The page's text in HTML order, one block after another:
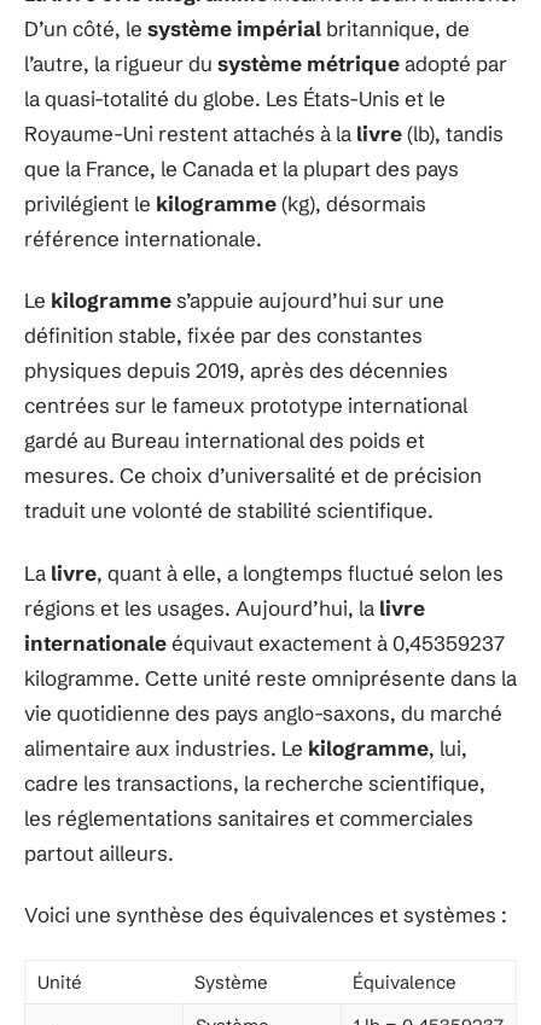
D’un côté, le système impérial britannique, de
l’autre, la rigueur du système métriqueadopté par
la quasi-totalité du globe. Les États-Unis et le
Royaume-Uni restent attachés à la livre(lb), tandis
que la France, le Canada et la plupart des pays
privilégient le kilogramme(kg), désormais
référence internationale.
Le kilogrammes’appuie aujourd’hui sur une
définition stable, fixée par des constantes
physiques depuis 2019, après des décennies
centrées sur le fameux prototype international
gardé au Bureau international des poids et
mesures. Ce choix d’universalité et de précision
traduit une volonté de stabilité scientifique.
La livre, quant à elle, a longtemps fluctué selon les
régions et les usages. Aujourd’hui, la livre
internationaleéquivaut exactement à 0,45359237
kilogramme. Cette unité reste omniprésente dans la
vie quotidienne des pays anglo-saxons, du marché
alimentaire aux industries. Le kilogramme, lui,
cadre les transactions, la recherche scientifique,
les réglementations sanitaires et commerciales
partout ailleurs.
Voici une synthèse des équivalences et systèmes :
Unité Système Équivalence